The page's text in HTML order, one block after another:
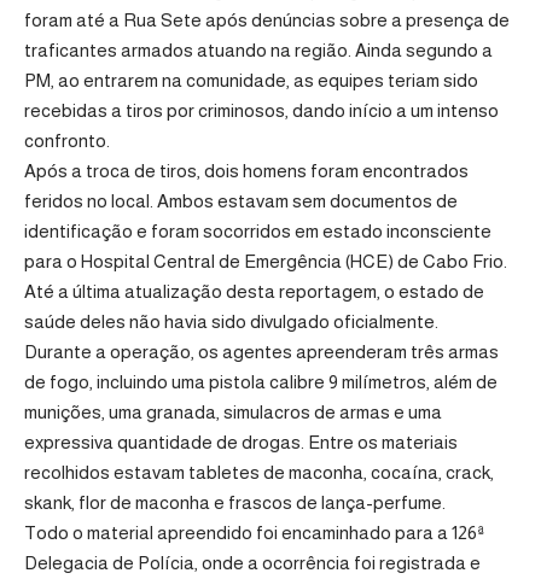
foram até a Rua Sete após denúncias sobre a presença de
traficantes armados atuando na região. Ainda segundo a
PM, ao entrarem na comunidade, as equipes teriam sido
recebidas a tiros por criminosos, dando início a um intenso
confronto.
Após a troca de tiros, dois homens foram encontrados
feridos no local. Ambos estavam sem documentos de
identificação e foram socorridos em estado inconsciente
para o Hospital Central de Emergência (HCE) de Cabo Frio.
Até a última atualização desta reportagem, o estado de
saúde deles não havia sido divulgado oficialmente.
Durante a operação, os agentes apreenderam três armas
de fogo, incluindo uma pistola calibre 9 milímetros, além de
munições, uma granada, simulacros de armas e uma
expressiva quantidade de drogas. Entre os materiais
recolhidos estavam tabletes de maconha, cocaína, crack,
skank, flor de maconha e frascos de lança-perfume.
Todo o material apreendido foi encaminhado para a 126ª
Delegacia de Polícia , onde a ocorrência foi registrada e